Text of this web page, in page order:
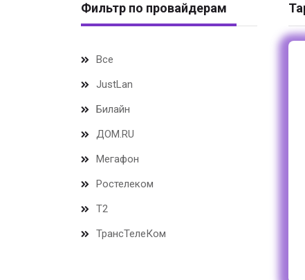
Фильтр по провайдерам
Все
JustLan
Билайн
ДОМ.RU
Мегафон
Ростелеком
Т2
ТрансТелеКом